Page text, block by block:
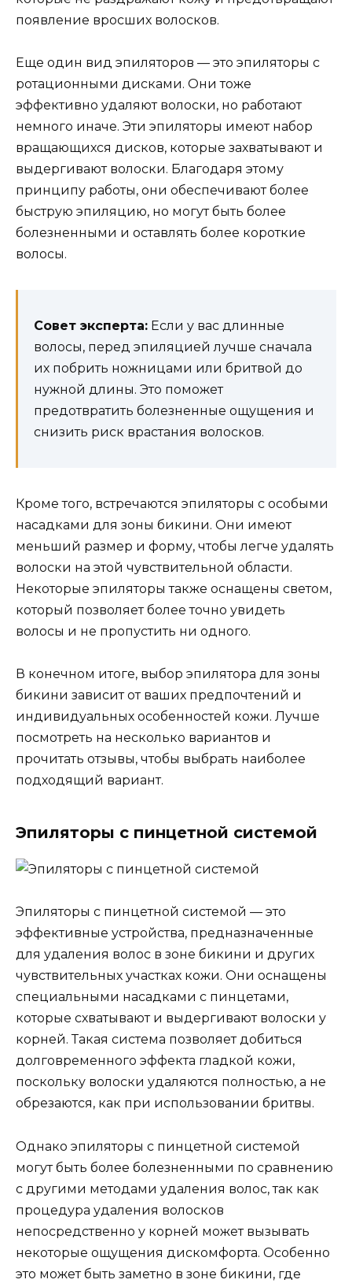
появление вросших волосков.
Еще один вид эпиляторов — это эпиляторы с
ротационными дисками. Они тоже
эффективно удаляют волоски, но работают
немного иначе. Эти эпиляторы имеют набор
вращающихся дисков, которые захватывают и
выдергивают волоски. Благодаря этому
принципу работы, они обеспечивают более
быструю эпиляцию, но могут быть более
болезненными и оставлять более короткие
волосы.
Совет эксперта: Если у вас длинные
волосы, перед эпиляцией лучше сначала
их побрить ножницами или бритвой до
нужной длины. Это поможет
предотвратить болезненные ощущения и
снизить риск врастания волосков.
Кроме того, встречаются эпиляторы с особыми
насадками для зоны бикини. Они имеют
меньший размер и форму, чтобы легче удалять
волоски на этой чувствительной области.
Некоторые эпиляторы также оснащены светом,
который позволяет более точно увидеть
волосы и не пропустить ни одного.
В конечном итоге, выбор эпилятора для зоны
бикини зависит от ваших предпочтений и
индивидуальных особенностей кожи. Лучше
посмотреть на несколько вариантов и
прочитать отзывы, чтобы выбрать наиболее
подходящий вариант.
Эпиляторы с пинцетной системой
Эпиляторы с пинцетной системой — это
эффективные устройства, предназначенные
для удаления волос в зоне бикини и других
чувствительных участках кожи. Они оснащены
специальными насадками с пинцетами,
которые схватывают и выдергивают волоски у
корней. Такая система позволяет добиться
долговременного эффекта гладкой кожи,
поскольку волоски удаляются полностью, а не
обрезаются, как при использовании бритвы.
Однако эпиляторы с пинцетной системой
могут быть более болезненными по сравнению
с другими методами удаления волос, так как
процедура удаления волосков
непосредственно у корней может вызывать
некоторые ощущения дискомфорта. Особенно
это может быть заметно в зоне бикини, где